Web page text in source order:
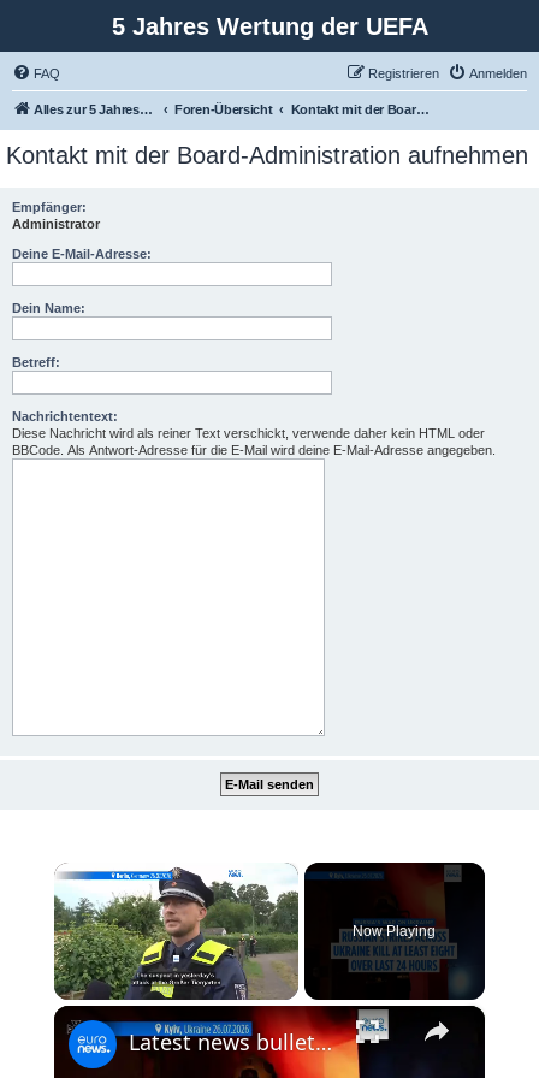
5 Jahres Wertung der UEFA
FAQ Anmelden
Registrieren
Alles zur 5 Jahreswertung / Tabelle der UEFA mit vielen Statistiken. Foren-Übersicht Kontakt mit der Board-Administration aufnehmen
Kontakt mit der Board-Administration aufnehmen
Empfänger:
Administrator
Deine E-Mail-Adresse:
Dein Name:
Betreff:
Nachrichtentext:
Diese Nachricht wird als reiner Text verschickt, verwende daher kein HTML oder
BBCode. Als Antwort-Adresse für die E-Mail wird deine E-Mail-Adresse angegeben.
×
Now Playing
×
Latest news bulletin | July 27th, 2026 – Morning